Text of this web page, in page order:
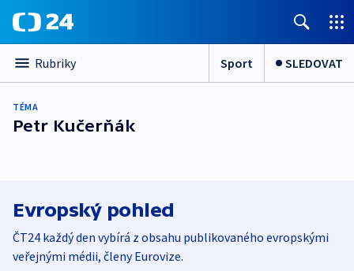
Rubriky Sport SLEDOVAT
TÉMA
Petr Kučerňák
Evropský pohled
ČT24 každý den vybírá z obsahu publikovaného evropskými
veřejnými médii, členy Eurovize.